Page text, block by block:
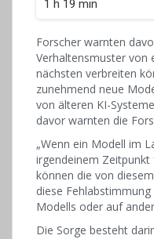
1 h 19 min
Forscher warnten
Verhaltensmuster von
nächsten verbreiten
zunehmend neue
von älteren KI-
davor warnten die
„Wenn ein Modell im
irgendeinem
können die von
diese
Modells oder auf
Die Sorge besteht